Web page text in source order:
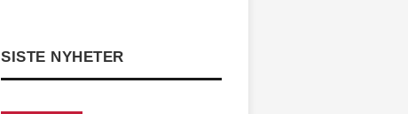
SISTE NYHETER